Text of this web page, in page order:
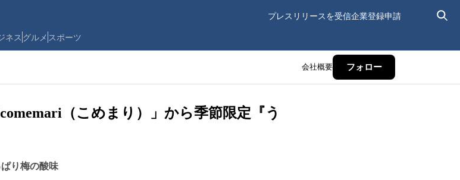
プレスリリースを受信企業登録申請
ネス グルメ スポーツ
会社概要 フォロー
（こめまり）」から季節限定『う
り梅の酸味